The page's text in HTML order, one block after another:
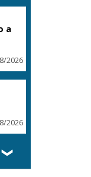
a
2026
2026
❯